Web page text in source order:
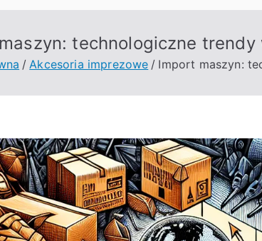
technologiczne
Akcesoria imprezowe Import maszyn: